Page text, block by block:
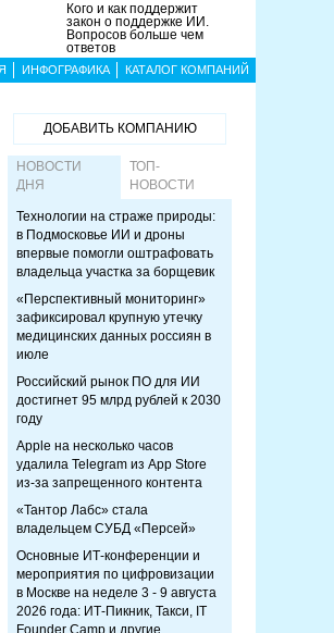
Кого и как поддержит
закон о поддержке ИИ.
Вопросов больше чем
ответов
ИНФОГРАФИКА КАТАЛОГ КОМПАНИЙ
ДОБАВИТЬ КОМПАНИЮ
НОВОСТИ
ДНЯ
ТОП-
НОВОСТИ
Технологии на страже природы:
в Подмосковье ИИ и дроны
впервые помогли оштрафовать
владельца участка за борщевик
«Перспективный мониторинг»
зафиксировал крупную утечку
медицинских данных россиян в
июле
Российский рынок ПО для ИИ
достигнет 95 млрд рублей к 2030
году
Apple на несколько часов
удалила Telegram из App Store
из-за запрещенного контента
«Тантор Лабс» стала
владельцем СУБД «Персей»
Основные ИТ-конференции и
мероприятия по цифровизации
в Москве на неделе 3 - 9 августа
2026 года: ИТ-Пикник, Такси, IT
Founder Camp и другие